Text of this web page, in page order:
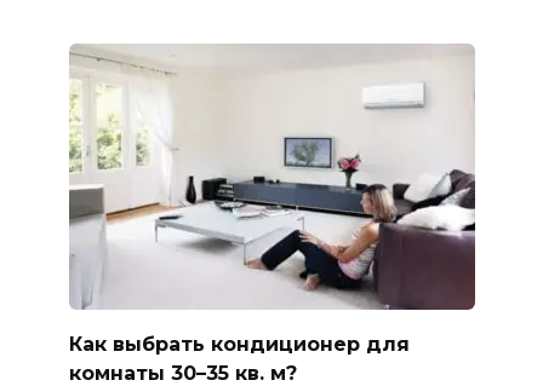
Как выбрать кондиционер для
комнаты 30–35 кв. м?